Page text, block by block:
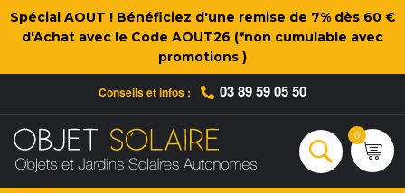
Spécial AOUT ! Bénéficiez d'une remise de 7% dès 60 €
d'Achat avec le Code AOUT26 (*non cumulable avec
promotions )
Conseils et infos : 03 89 59 05 50
Rechercher
0